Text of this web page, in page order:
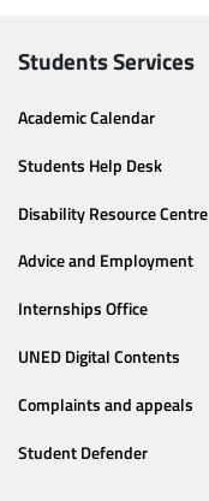
Students Services
Academic Calendar
Students Help Desk
Disability Resource Centre
Advice and Employment
Internships Office
UNED Digital Contents
Complaints and appeals
Student Defender